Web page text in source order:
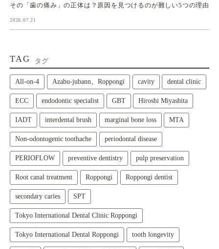
その「歯の痛み」の正体は？原因を見つけるのが難しい5つの理由
2026.07.21
TAG タグ
All‑on‑4 Azabu-jubann、Roppongi cavity dental clinic
ECC endodontic specialist GBT Hiroshi Miyashita
IADT interdental brush marginal bone loss MTA
Non-odontogenic toothache periodontal disease
PERIOFLOW preventive dentistry pulp preservation
Root canal treatment Roppongi Roppongi dentist
secondary caries SPT
Tokyo International Dental Clinic Roppongi
Tokyo International Dental Roppongi tooth longevity